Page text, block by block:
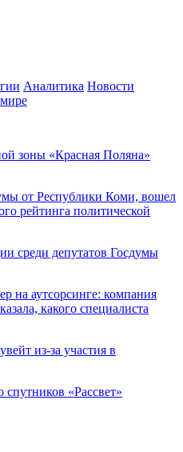
Аналитика Новости
зоны «Красная Поляна»
от Республики Коми, вошел
рейтинга политической
среди депутатов Госдумы
на аутсорсинге: компания
какого специалиста
из-за участия в
спутников «Рассвет»